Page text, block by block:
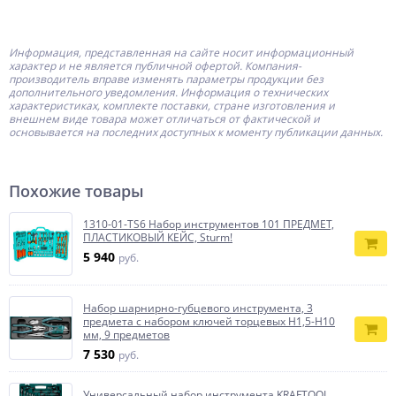
Информация, представленная на сайте носит информационный
характер и не является публичной офертой. Компания-
производитель вправе изменять параметры продукции без
дополнительного уведомления. Информация о технических
характеристиках, комплекте поставки, стране изготовления и
внешнем виде товара может отличаться от фактической и
основывается на последних доступных к моменту публикации данных.
Похожие товары
1310-01-TS6 Набор инструментов 101 ПРЕДМЕТ,
ПЛАСТИКОВЫЙ КЕЙС, Sturm!
5 940 руб.
Набор шарнирно-губцевого инструмента, 3
предмета с набором ключей торцевых Н1,5-Н10
мм, 9 предметов
7 530 руб.